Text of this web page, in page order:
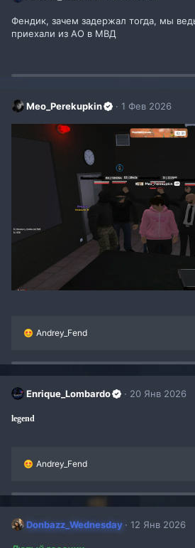
Фендик, зачем задержал тогда, мы
приехали из АО в МВД
Meo_Perekupkin 1 Фев 2026
Р
к
ц
и
Andrey_Fend
Enrique_Lombardo 20 Янв 2026
legend
Р
к
ц
и
и
Andrey_Fend
Donbazz_Wednesday 12 Янв 2026